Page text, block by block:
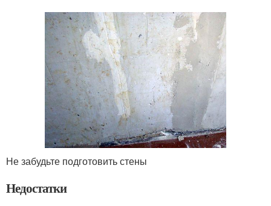
Не забудьте подготовить стены
Недостатки